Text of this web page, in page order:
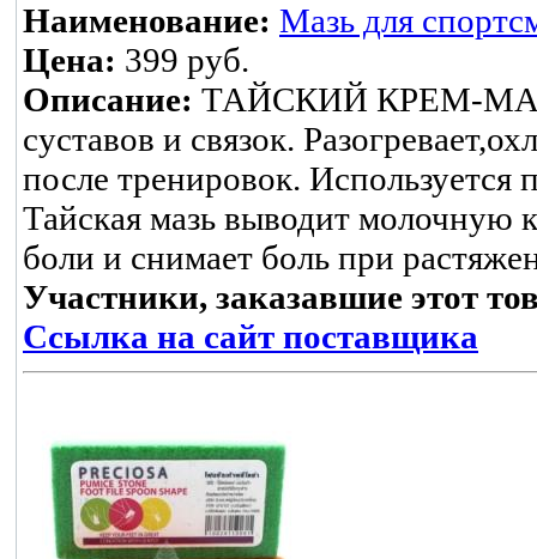
Наименование: Мазь для
Цена: 399 руб.
Описание: ТАЙСКИЙ КРЕМ-
суставов и связок.
после тренировок.
Тайская мазь выводит
боли и снимает боль при
Участники, заказавшие этот
Ссылка на сайт поставщика